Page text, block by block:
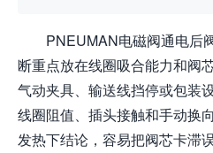
PNEUMAN电磁阀通电后
断重点放在线圈吸合能力和阀
气动夹具、输送线挡停或包装
线圈阻值、插头接触和手动换
发热下结论，容易把阀芯卡滞